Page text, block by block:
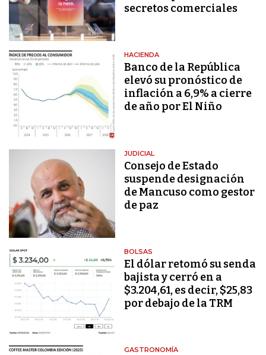
secretos comerciales
HACIENDA
Banco de la República
elevó su pronóstico de
inflación a 6,9% a cierre
de año por El Niño
JUDICIAL
Consejo de Estado
suspende designación
de Mancuso como gestor
de paz
BOLSAS
El dólar retomó su senda
bajista y cerró en a
$3.204,61, es decir, $25,83
por debajo de la TRM
GASTRONOMÍA